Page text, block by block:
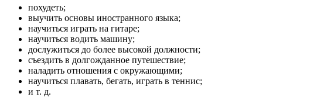
похудеть;
выучить основы иностранного языка;
научиться играть на гитаре;
научиться водить машину;
дослужиться до более высокой должности;
съездить в долгожданное путешествие;
наладить отношения с окружающими;
научиться плавать, бегать, играть в теннис;
и т. д.